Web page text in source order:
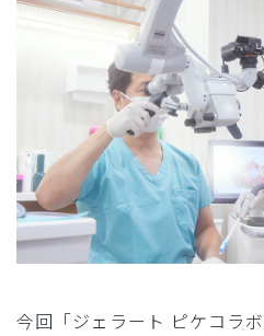
今回「ジェラート ピケコラ